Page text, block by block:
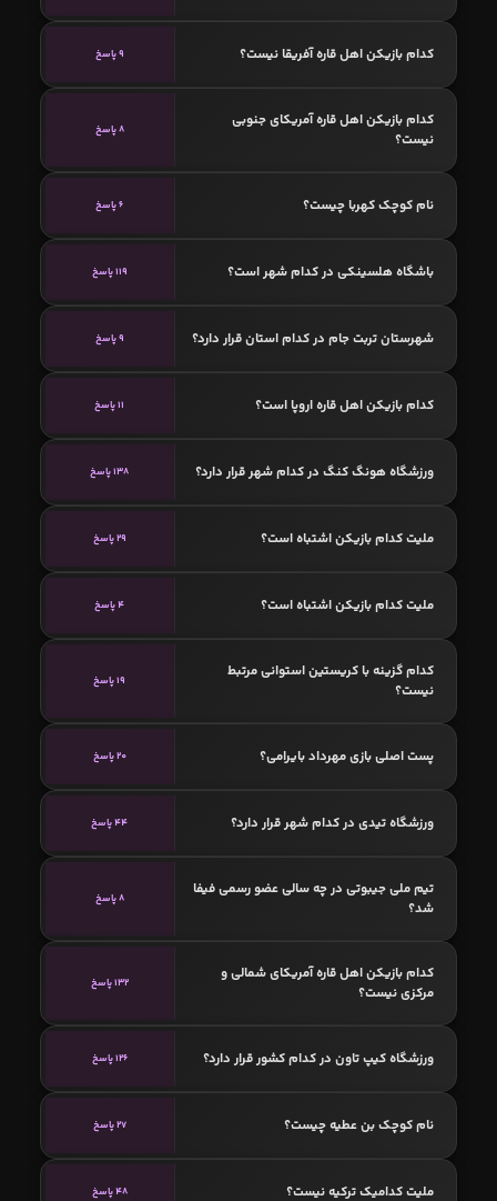
کدام بازیکن اهل قاره آفریقا نیست؟ 9 پاسخ
کدام بازیکن اهل قاره آمریکای جنوبی
نیست؟
8 پاسخ
نام کوچک کهربا چیست؟ 6 پاسخ
باشگاه هلسینکی در کدام شهر است؟ 119 پاسخ
شهرستان تربت جام در کدام استان قرار دارد؟ 9 پاسخ
کدام بازیکن اهل قاره اروپا است؟ 11 پاسخ
ورزشگاه هونگ کنگ در کدام شهر قرار دارد؟ 138 پاسخ
ملیت کدام بازیکن اشتباه است؟ 29 پاسخ
ملیت کدام بازیکن اشتباه است؟ 4 پاسخ
کدام گزینه با کریستین استوانی مرتبط
نیست؟
19 پاسخ
پست اصلی بازی مهرداد بایرامی؟ 20 پاسخ
ورزشگاه تیدی در کدام شهر قرار دارد؟ 44 پاسخ
تیم ملی جیبوتی در چه سالی عضو رسمی فیفا
شد؟
8 پاسخ
کدام بازیکن اهل قاره آمریکای شمالی و
مرکزی نیست؟
132 پاسخ
ورزشگاه کیپ تاون در کدام کشور قرار دارد؟ 126 پاسخ
نام کوچک بن‌ عطیه چیست؟ 27 پاسخ
ملیت کدامیک ترکیه نیست؟ 48 پاسخ